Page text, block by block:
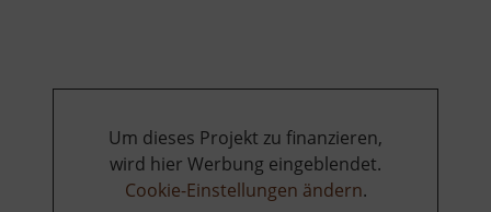
Um dieses Projekt zu finanzieren,
wird hier Werbung eingeblendet.
Cookie-Einstellungen ändern.